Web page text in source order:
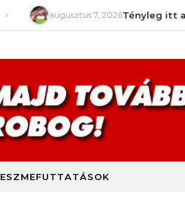
augusztus 7, 2026Tényleg itt a vég?
ESZMEFUTTATÁSOK